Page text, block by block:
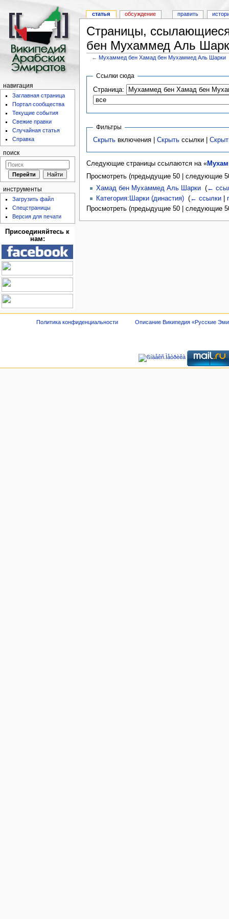
Страницы,
бен Мухаммед Аль
←Мухаммед бен Хамад бен Мухаммед Аль Шарки
Ссылки сюда
Страница:
Фильтры
Скрыть включения |Скрыть ссылки |
Следующие страницы ссылаются на «
Просмотреть (предыдущие 50 | следующие
Хамад бен Мухаммед Аль Шарки‎ (←
Категория:Шарки (династия)‎ (← ссылки|
Просмотреть (предыдущие 50 | следующие
статья обсуждение править
навигация
Заглавная страница
Портал сообщества
Текущие события
Свежие правки
Случайная статья
Справка
поиск
инструменты
Загрузить файл
Спецстраницы
Версия для печати
Присоединяйтесь к
нам:
Политика конфиденциальности Описание Википедия «Русские